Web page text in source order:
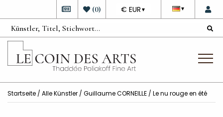
▼
DEVISE
€ EUR ▼
(0)
Startseite / Alle Künstler / Guillaume CORNEILLE / Le nu rouge en été